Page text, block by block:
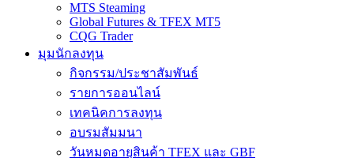
MTS Steaming
Global Futures & TFEX MT5
CQG Trader
มุมนักลงทุน
กิจกรรม/ประชาสัมพันธ์
รายการออนไลน์
เทคนิคการลงทุน
อบรมสัมมนา
วันหมดอายุสินค้า TFEX และ GBF